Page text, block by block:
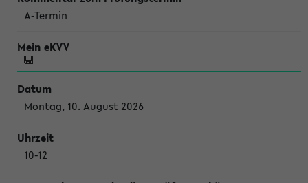
A-Termin
Montag, 10. August 2026
10-12